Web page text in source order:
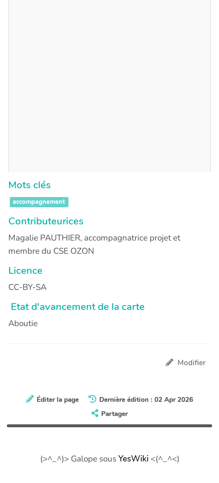
Download PDF
Mots clés
accompagnement
Contributeurices
Magalie PAUTHIER, accompagnatrice projet et
membre du CSE OZON
Licence
CC-BY-SA
Etat d'avancement de la carte
Aboutie
Modifier
Éditer la page
Dernière édition : 02 Apr 2026
Partager
(>^_^)> Galope sousYesWiki <(^_^<)